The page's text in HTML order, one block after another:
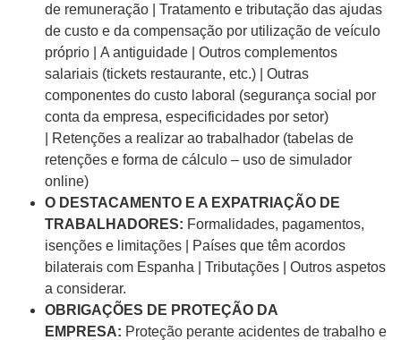
de remuneração | Tratamento e tributação das ajudas
de custo e da compensação por utilização de veículo
próprio | A antiguidade | Outros complementos
salariais (tickets restaurante, etc.) | Outras
componentes do custo laboral (segurança social por
conta da empresa, especificidades por setor)
| Retenções a realizar ao trabalhador (tabelas de
retenções e forma de cálculo – uso de simulador
online)
O DESTACAMENTO E A EXPATRIAÇÃO DE
TRABALHADORES: Formalidades, pagamentos,
isenções e limitações | Países que têm acordos
bilaterais com Espanha | Tributações | Outros aspetos
a considerar.
OBRIGAÇÕES DE PROTEÇÃO DA
EMPRESA: Proteção perante acidentes de trabalho e